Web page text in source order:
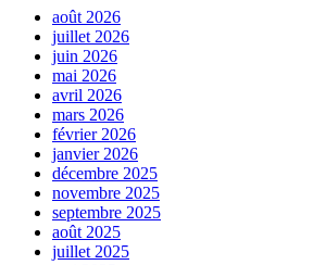
août 2026
juillet 2026
juin 2026
mai 2026
avril 2026
mars 2026
février 2026
janvier 2026
décembre 2025
novembre 2025
septembre 2025
août 2025
juillet 2025